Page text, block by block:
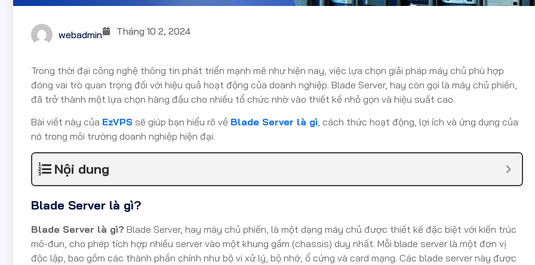
webadmin Tháng 10 2, 2024
Trong thời đại công nghệ thông tin phát triển mạnh mẽ như hiện nay, việc lựa chọn giải pháp máy chủ phù hợp
đóng vai trò quan trọng đối với hiệu quả hoạt động của doanh nghiệp. Blade Server, hay còn gọi là máy chủ phiến,
đã trở thành một lựa chọn hàng đầu cho nhiều tổ chức nhờ vào thiết kế nhỏ gọn và hiệu suất cao.
Bài viết này của EzVPS sẽ giúp bạn hiểu rõ về Blade Server là gì, cách thức hoạt động, lợi ích và ứng dụng của
nó trong môi trường doanh nghiệp hiện đại.
Nội dung
Blade Server là gì?
Blade Server là gì? Blade Server, hay máy chủ phiến, là một dạng máy chủ được thiết kế đặc biệt với kiến trúc
mô-đun, cho phép tích hợp nhiều server vào một khung gầm (chassis) duy nhất. Mỗi blade server là một đơn vị
độc lập, bao gồm các thành phần chính như bộ vi xử lý, bộ nhớ, ổ cứng và card mạng. Các blade server này được